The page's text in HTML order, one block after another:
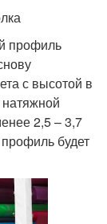
профиль
с высотой в
2,5 – 3,7
будет